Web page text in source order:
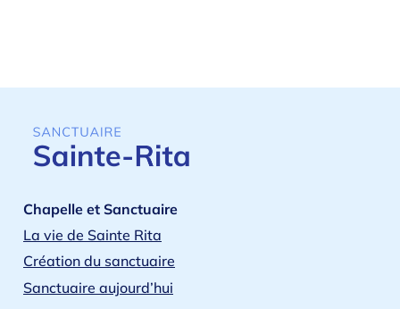
Chapelle et Sanctuaire
La vie de Sainte Rita
Création du sanctuaire
Sanctuaire aujourd’hui